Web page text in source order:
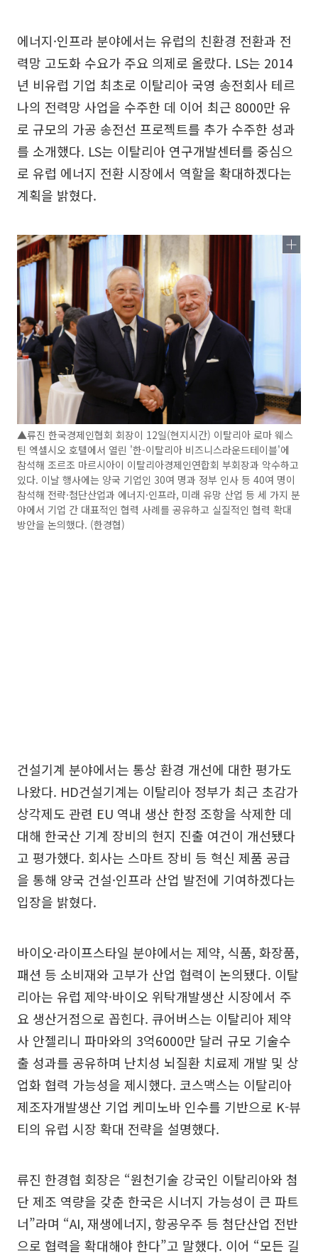
에너지·인프라 분야에서는 유럽의 친환경 전환과 전
력망 고도화 수요가 주요 의제로 올랐다. LS는 2014
년 비유럽 기업 최초로 이탈리아 국영 송전회사 테르
나의 전력망 사업을 수주한 데 이어 최근 8000만 유
로 규모의 가공 송전선 프로젝트를 추가 수주한 성과
를 소개했다. LS는 이탈리아 연구개발센터를 중심으
로 유럽 에너지 전환 시장에서 역할을 확대하겠다는
계획을 밝혔다.
▲류진 한국경제인협회 회장이 12일(현지시간) 이탈리아 로마 웨스
틴 엑셀시오 호텔에서 열린 '한-이탈리아 비즈니스라운드테이블'에
참석해 조르조 마르시아이 이탈리아경제인연합회 부회장과 악수하고
있다. 이날 행사에는 양국 기업인 30여 명과 정부 인사 등 40여 명이
참석해 전략·첨단산업과 에너지·인프라, 미래 유망 산업 등 세 가지 분
야에서 기업 간 대표적인 협력 사례를 공유하고 실질적인 협력 확대
방안을 논의했다. (한경협)
건설기계 분야에서는 통상 환경 개선에 대한 평가도
나왔다. HD건설기계는 이탈리아 정부가 최근 초감가
상각제도 관련 EU 역내 생산 한정 조항을 삭제한 데
대해 한국산 기계 장비의 현지 진출 여건이 개선됐다
고 평가했다. 회사는 스마트 장비 등 혁신 제품 공급
을 통해 양국 건설·인프라 산업 발전에 기여하겠다는
입장을 밝혔다.
바이오·라이프스타일 분야에서는 제약, 식품, 화장품,
패션 등 소비재와 고부가 산업 협력이 논의됐다. 이탈
리아는 유럽 제약·바이오 위탁개발생산 시장에서 주
요 생산거점으로 꼽힌다. 큐어버스는 이탈리아 제약
사 안젤리니 파마와의 3억6000만 달러 규모 기술수
출 성과를 공유하며 난치성 뇌질환 치료제 개발 및 상
업화 협력 가능성을 제시했다. 코스맥스는 이탈리아
제조자개발생산 기업 케미노바 인수를 기반으로 K-뷰
티의 유럽 시장 확대 전략을 설명했다.
류진 한경협 회장은 “원천기술 강국인 이탈리아와 첨
단 제조 역량을 갖춘 한국은 시너지 가능성이 큰 파트
너”라며 “AI, 재생에너지, 항공우주 등 첨단산업 전반
으로 협력을 확대해야 한다”고 말했다. 이어 “모든 길